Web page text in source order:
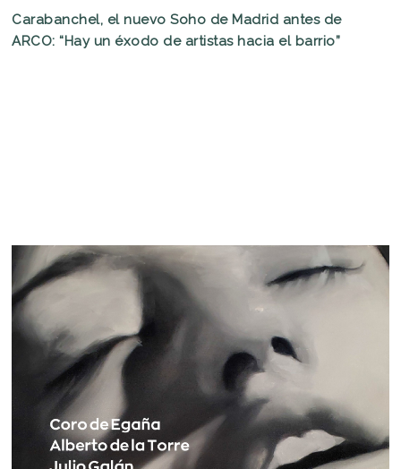
Carabanchel, el nuevo Soho de Madrid antes de
ARCO: “Hay un éxodo de artistas hacia el barrio”